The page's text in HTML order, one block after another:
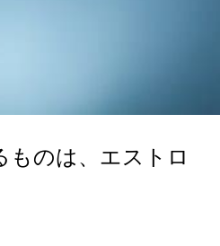
ものは、エストロ